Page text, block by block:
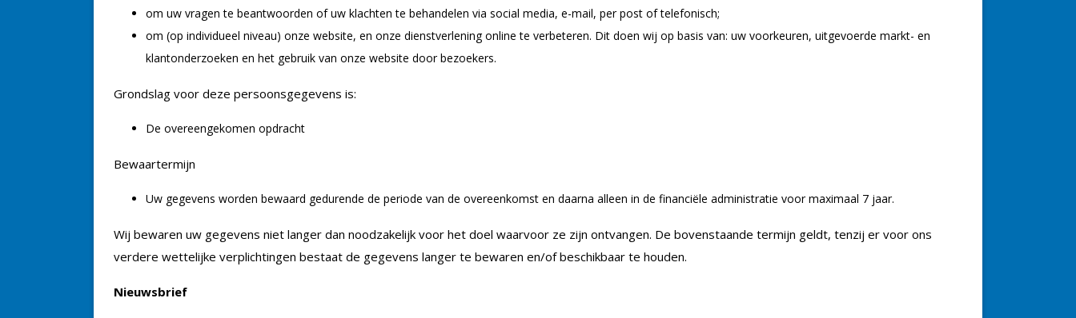
om uw vragen te beantwoorden of uw klachten te behandelen via social media, e-mail, per post of telefonisch;
om (op individueel niveau) onze website, en onze dienstverlening online te verbeteren. Dit doen wij op basis van: uw voorkeuren, uitgevoerde markt- en
klantonderzoeken en het gebruik van onze website door bezoekers.
Grondslag voor deze persoonsgegevens is:
De overeengekomen opdracht
Bewaartermijn
Uw gegevens worden bewaard gedurende de periode van de overeenkomst en daarna alleen in de financiële administratie voor maximaal 7 jaar.
Wij bewaren uw gegevens niet langer dan noodzakelijk voor het doel waarvoor ze zijn ontvangen. De bovenstaande termijn geldt, tenzij er voor ons
verdere wettelijke verplichtingen bestaat de gegevens langer te bewaren en/of beschikbaar te houden.
Nieuwsbrief